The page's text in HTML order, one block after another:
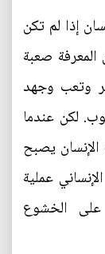
إذا لم تكن
صعبة
وتعب وجهد
لكن عندما
يصبح
عملية
الخشوع